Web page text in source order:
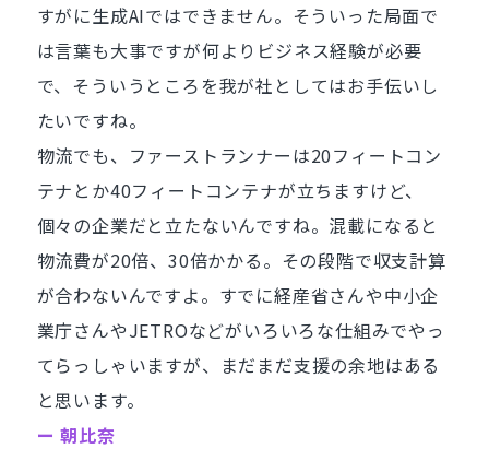
すがに生成AIではできません。そういった局面で
は言葉も大事ですが何よりビジネス経験が必要
で、そういうところを我が社としてはお手伝いし
たいですね。
物流でも、ファーストランナーは20フィートコン
テナとか40フィートコンテナが立ちますけど、
個々の企業だと立たないんですね。混載になると
物流費が20倍、30倍かかる。その段階で収支計算
が合わないんですよ。すでに経産省さんや中小企
業庁さんやJETROなどがいろいろな仕組みでやっ
てらっしゃいますが、まだまだ支援の余地はある
と思います。
ー 朝比奈